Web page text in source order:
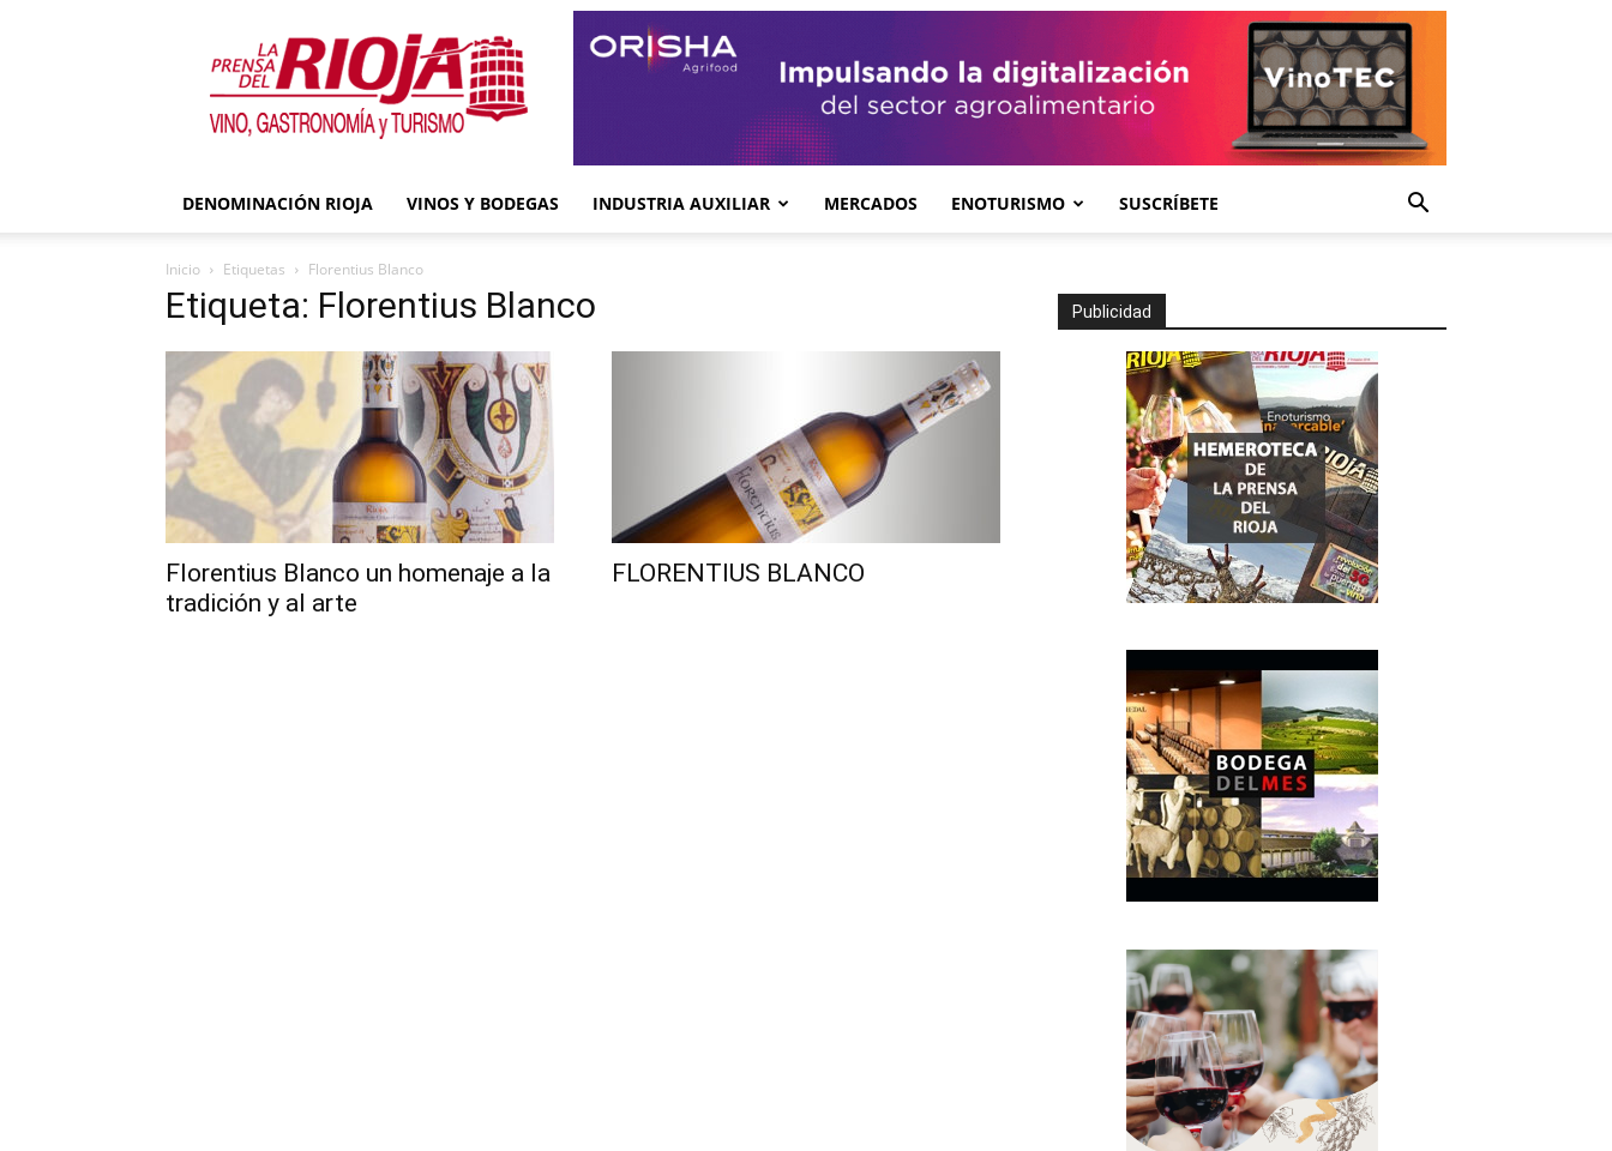
La
Prensa
del
Rioja
DENOMINACIÓN RIOJA VINOS Y BODEGAS INDUSTRIA AUXILIAR MERCADOS ENOTURISMO SUSCRÍBETE
Inicio Etiquetas Florentius Blanco
Etiqueta: Florentius Blanco
Florentius Blanco un homenaje a la
tradición y al arte
FLORENTIUS BLANCO
Publicidad